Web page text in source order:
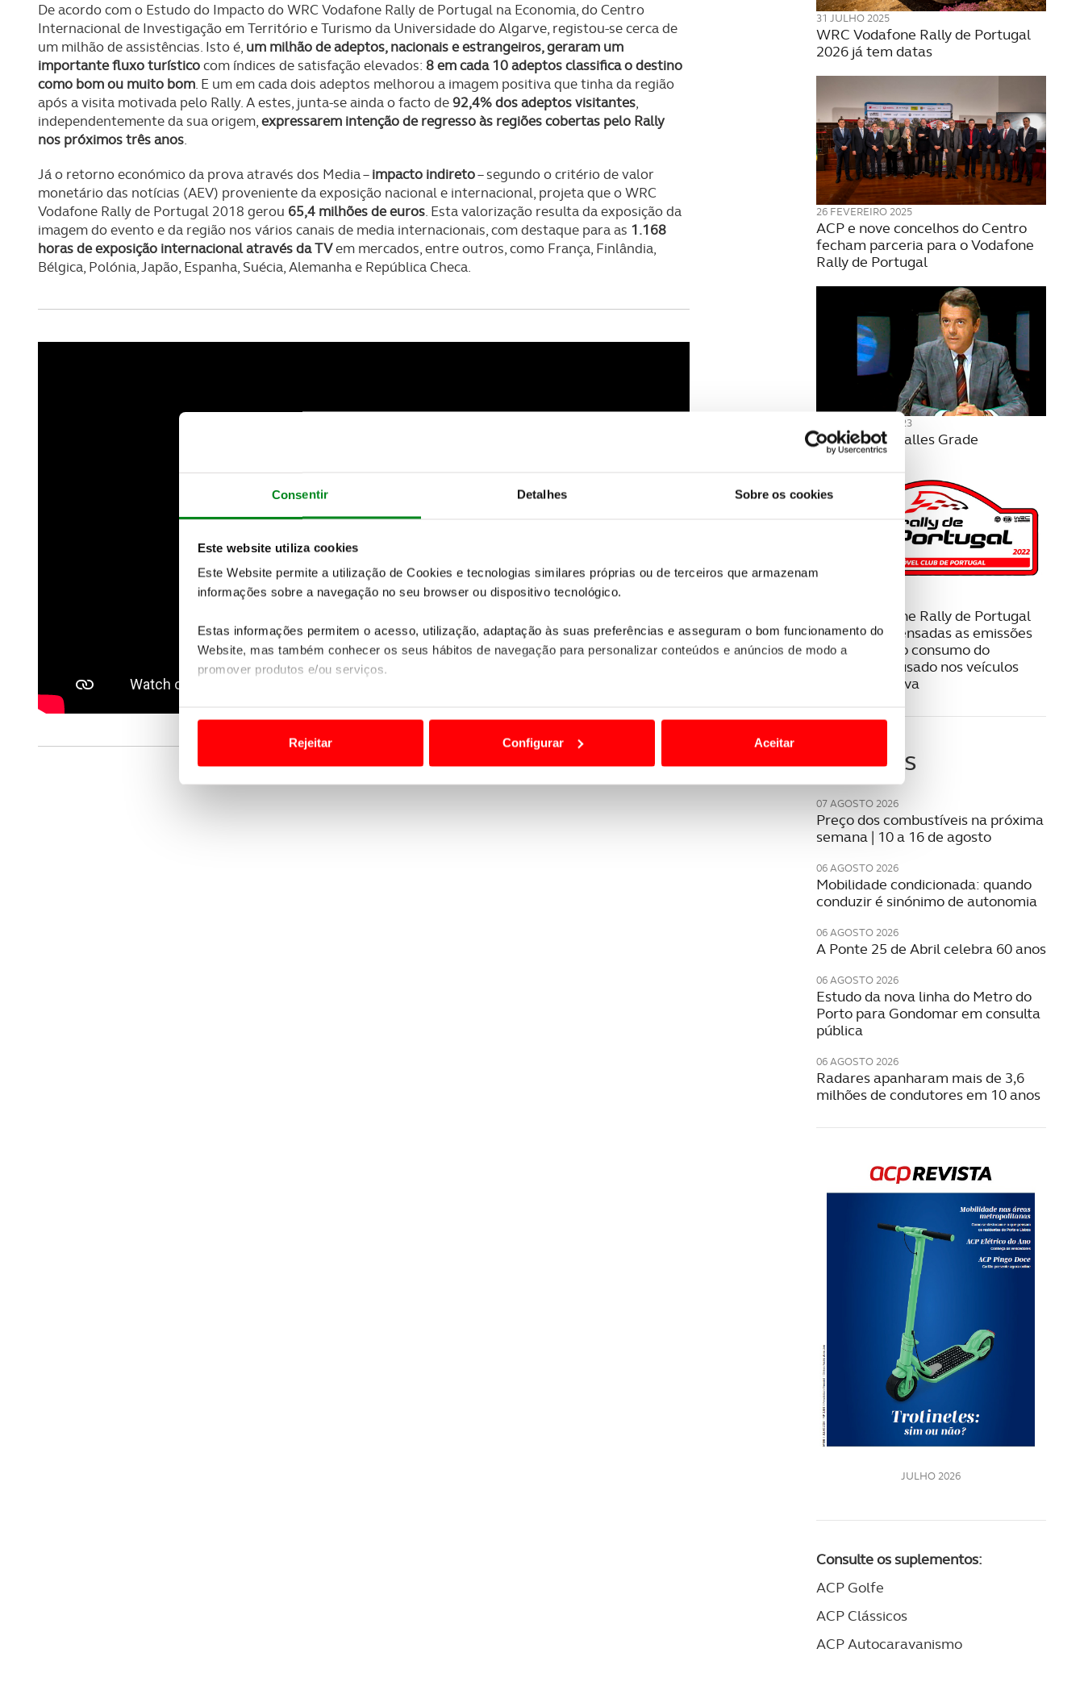
Consentir Detalhes Sobre os cookies
Este website utiliza cookies
Este Website permite a utilização de Cookies e tecnologias similares próprias ou de terceiros que armazenam
informações sobre a navegação no seu browser ou dispositivo tecnológico.
Estas informações permitem o acesso, utilização, adaptação às suas preferências e asseguram o bom funcionamento do
Website, mas também conhecer os seus hábitos de navegação para personalizar conteúdos e anúncios de modo a
promover produtos e/ou serviços.
Usamos cookies para melhorar a sua experiência digital, personalizar conteúdos e anúncios, para lhe proporcionar
funcionalidades de redes sociais, bem como para analisar dados de navegação no nosso website.
Adicionalmente partilhamos informação, relativa à sua utilização do nosso site de publicidade e de análise, com parceiros
Realçamos que o bloqueio de certo tipo de Cookies e tecnologias similares pode ter impacto na sua experiência de
Rejeitar Configurar Aceitar
De acordo com o Estudo do Impacto do WRC Vodafone Rally de Portugal na Economia, do Centro
Internacional de Investigação em Território e Turismo da Universidade do Algarve, registou-se cerca de
um milhão de assistências. Isto é, um milhão de adeptos, nacionais e estrangeiros, geraram um
importante fluxo turísticocom índices de satisfação elevados: 8 em cada 10 adeptos classifica o destino
como bom ou muito bom. E um em cada dois adeptos melhorou a imagem positiva que tinha da região
após a visita motivada pelo Rally. A estes, junta-se ainda o facto de92,4% dos adeptos visitantes,
independentemente da sua origem,expressarem intenção de regresso às regiões cobertas pelo Rally
nos próximos três anos.
Já o retorno económico da prova através dos Media –impacto indireto– segundo o critério de valor
monetário das notícias (AEV) proveniente da exposição nacional e internacional, projeta que o WRC
Vodafone Rally de Portugal 2018 gerou 65,4 milhões de euros. Esta valorização resulta da exposição da
imagem do evento e da região nos vários canais de media internacionais, com destaque para as 1.168
horas de exposição internacional através da TVem mercados, entre outros, como França, Finlândia,
Bélgica, Polónia, Japão, Espanha, Suécia, Alemanha e República Checa.
31 JULHO 2025
WRC Vodafone Rally de Portugal
2026 já tem datas
26 FEVEREIRO 2025
ACP e nove concelhos do Centro
fecham parceria para o Vodafone
Rally de Portugal
14 FEVEREIRO 2023
Morreu Luís Salles Grade
WRC Vodafone Rally de Portugal
vai ver compensadas as emissões
de carbono do consumo do
combustível usado nos veículos
durante a prova
Últimas
07 AGOSTO 2026
Preço dos combustíveis na próxima
semana | 10 a 16 de agosto
06 AGOSTO 2026
Mobilidade condicionada: quando
conduzir é sinónimo de autonomia
06 AGOSTO 2026
A Ponte 25 de Abril celebra 60 anos
06 AGOSTO 2026
Estudo da nova linha do Metro do
Porto para Gondomar em consulta
pública
06 AGOSTO 2026
Radares apanharam mais de 3,6
milhões de condutores em 10 anos
JULHO 2026
Consulte os suplementos:
ACP Golfe
ACP Clássicos
ACP Autocaravanismo